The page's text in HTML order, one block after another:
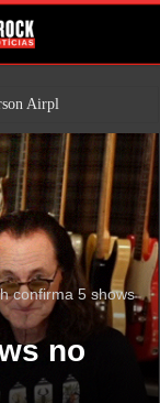
Airplane. Mas é
confirma 5 shows
no